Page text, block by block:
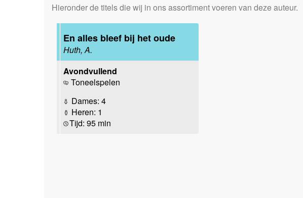
Hieronder de titels die wij in ons assortiment voeren van deze auteur.
En alles bleef bij het oude
Huth, A.
Avondvullend
Toneelspelen
Dames: 4
Heren: 1
Tijd: 95 min